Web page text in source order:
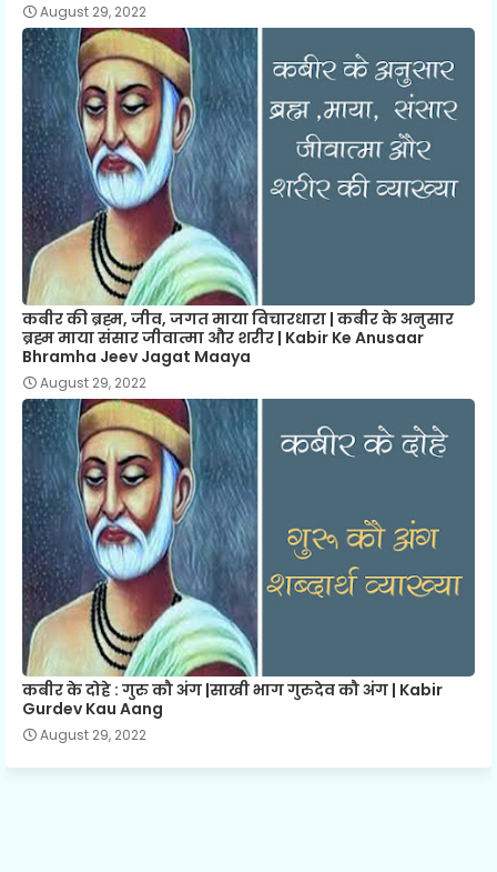
August 29, 2022
कबीर की ब्रह्म, जीव, जगत माया विचारधारा | कबीर के अनुसार
ब्रह्म माया संसार जीवात्मा और शरीर | Kabir Ke Anusaar
Bhramha Jeev Jagat Maaya
August 29, 2022
कबीर के दोहे : गुरु कौ अंग |साखी भाग गुरुदेव कौ अंग | Kabir
Gurdev Kau Aang
August 29, 2022